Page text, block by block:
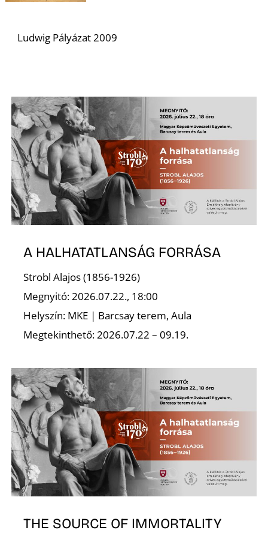
Ludwig Pályázat 2009
A HALHATATLANSÁG FORRÁSA
Strobl Alajos (1856-1926)
Megnyitó: 2026.07.22., 18:00
Helyszín: MKE | Barcsay terem, Aula
Megtekinthető: 2026.07.22 – 09.19.
THE SOURCE OF IMMORTALITY